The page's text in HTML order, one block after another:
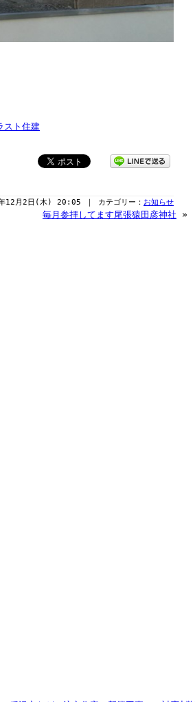
スト住建
12月2日(木) 20:05 ｜ カテゴリー： お知らせ
毎月参拝してます尾張猿田彦神社 »